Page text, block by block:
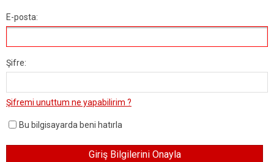
E-posta:
Şifre:
Şifremi unuttum ne yapabilirim ?
Bu bilgisayarda beni hatırla